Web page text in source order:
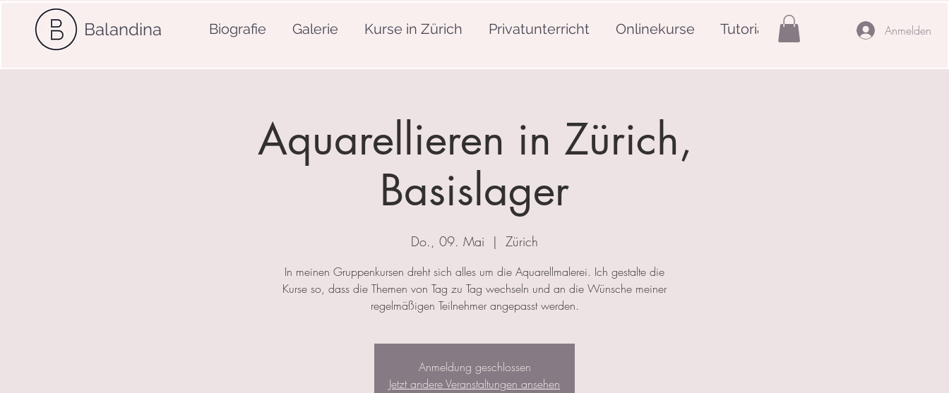
Balandina Biografie Galerie Kurse in Zürich Privatunterricht Onlinekurse Tutorials Anmelden
Aquarellieren in Zürich,
Basislager
Do., 09. Mai
  |
Zürich
In meinen Gruppenkursen dreht sich alles um die Aquarellmalerei. Ich gestalte die
Kurse so, dass die Themen von Tag zu Tag wechseln und an die Wünsche meiner
regelmäßigen Teilnehmer angepasst werden.
Anmeldung geschlossen
Jetzt andere Veranstaltungen ansehen